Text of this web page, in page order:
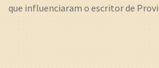
que influenciaram o escritor de